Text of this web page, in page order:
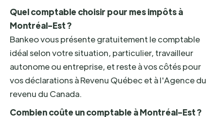
Quel comptable choisir pour mes impôts à
Montréal-Est ?
Bankeo vous présente gratuitement le comptable
idéal selon votre situation, particulier, travailleur
autonome ou entreprise, et reste à vos côtés pour
vos déclarations à Revenu Québec et à l'Agence du
revenu du Canada.
Combien coûte un comptable à Montréal-Est ?